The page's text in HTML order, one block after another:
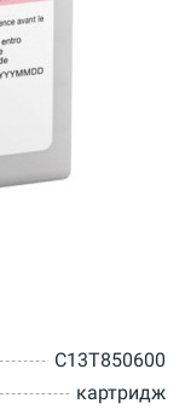
C13T850600
картридж